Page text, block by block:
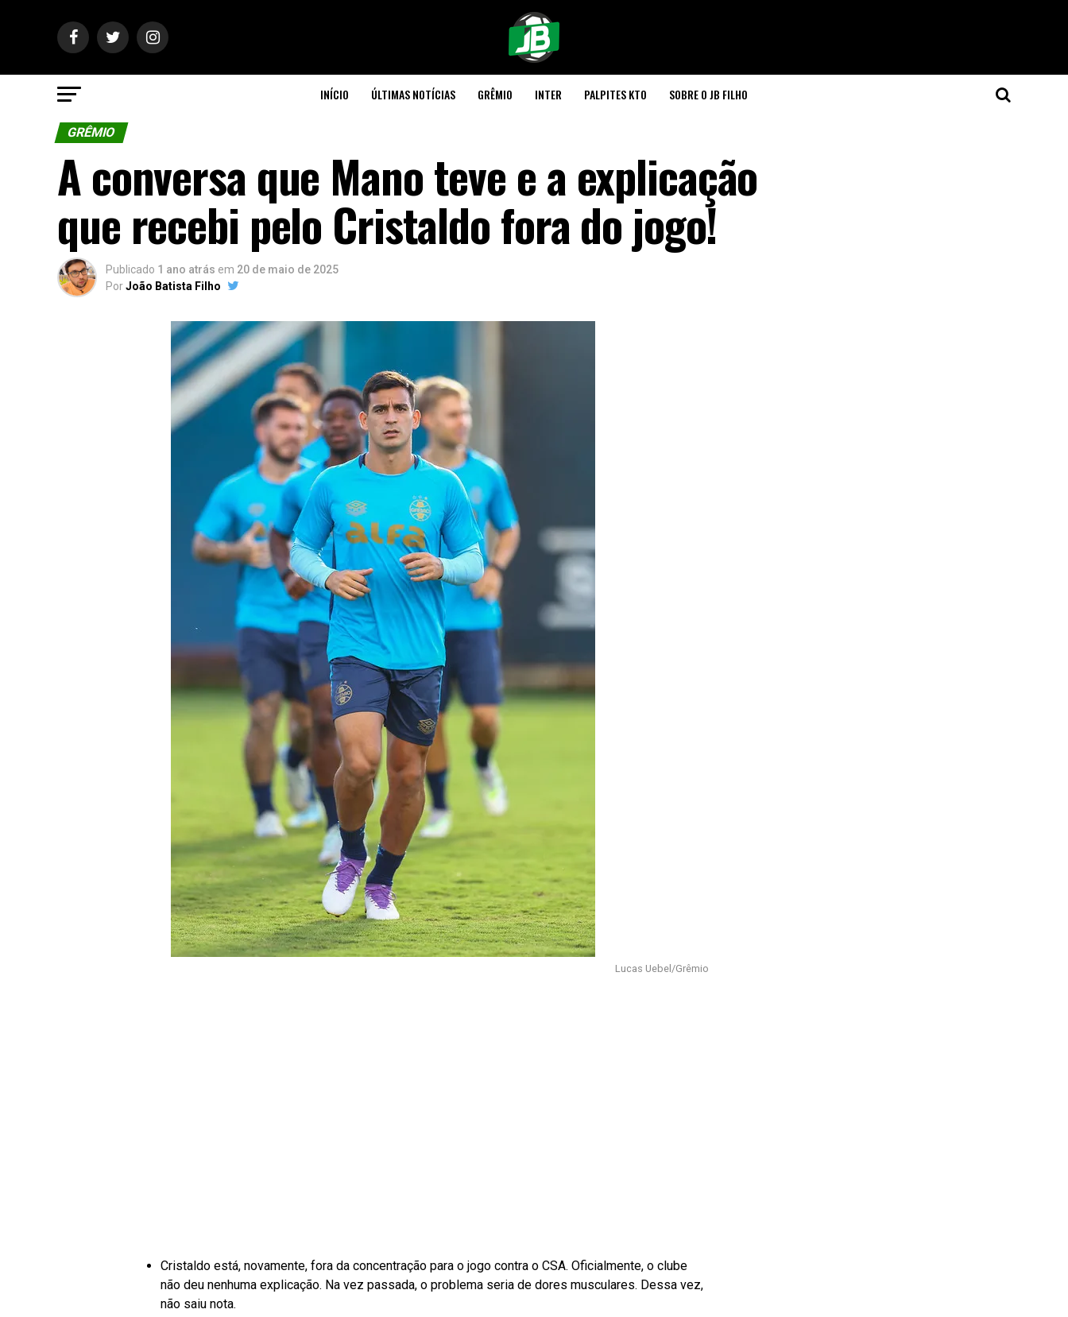
INÍCIO ÚLTIMAS NOTÍCIAS GRÊMIO INTER PALPITES KTO SOBRE O JB FILHO
GRÊMIO
A conversa que Mano teve e a explicação
que recebi pelo Cristaldo fora do jogo!
Publicado 1 ano atrás em 20 de maio de 2025
PorJoão Batista Filho
Lucas Uebel/Grêmio
Cristaldo está, novamente, fora da concentração para o jogo contra o CSA. Oficialmente, o clube
não deu nenhuma explicação. Na vez passada, o problema seria de dores musculares. Dessa vez,
não saiu nota.